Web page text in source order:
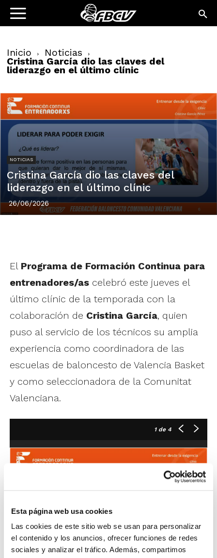
Esta página web usa cookies
Las cookies de este sitio web se usan para personalizar
el contenido y los anuncios, ofrecer funciones de redes
sociales y analizar el tráfico. Además, compartimos
Inicio Noticias
Cristina García dio las claves del
liderazgo en el último clínic
NOTICIAS
Cristina García dio las claves del
liderazgo en el último clínic
26/06/2026
El Programa de Formación Continua para
entrenadores/as celebró este jueves el
último clínic de la temporada con la
colaboración de Cristina García, quien
puso al servicio de los técnicos su amplia
experiencia como coordinadora de las
escuelas de baloncesto de Valencia Basket
y como seleccionadora de la Comunitat
Valenciana.
1de 4